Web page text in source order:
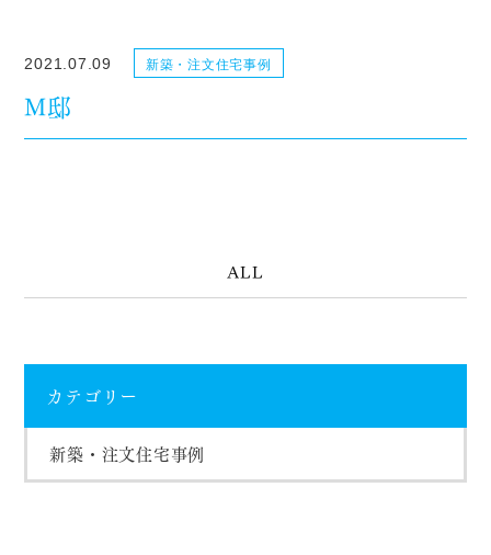
2021.07.09 新築・注文住宅事例
M邸
ALL
カテゴリー
新築・注文住宅事例